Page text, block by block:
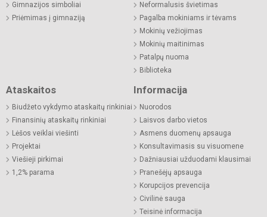
Gimnazijos simboliai
Priėmimas į gimnaziją
Neformalusis švietimas
Pagalba mokiniams ir tėvams
Mokinių vežiojimas
Mokinių maitinimas
Patalpų nuoma
Biblioteka
Ataskaitos
Biudžeto vykdymo ataskaitų rinkiniai
Finansinių ataskaitų rinkiniai
Lėšos veiklai viešinti
Projektai
Viešieji pirkimai
1,2% parama
Informacija
Nuorodos
Laisvos darbo vietos
Asmens duomenų apsauga
Konsultavimasis su visuomene
Dažniausiai užduodami klausimai
Pranešėjų apsauga
Korupcijos prevencija
Civilinė sauga
Teisinė informacija